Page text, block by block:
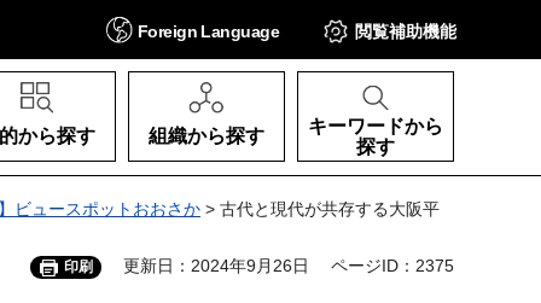
Foreign Language 閲覧補助機能
から探す 組織から探す
キーワードから
探す
ビュースポットおおさか > 古代と現代が共存する大阪平
印刷 更新日：2024年9月26日 ページID：2375